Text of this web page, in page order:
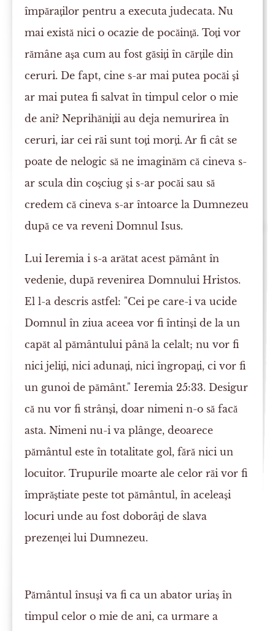
împăraţilor pentru a executa judecata. Nu
mai există nici o ocazie de pocăinţă. Toţi vor
rămâne aşa cum au fost găsiţi în cărţile din
ceruri. De fapt, cine s-ar mai putea pocăi şi
ar mai putea fi salvat în timpul celor o mie
de ani? Neprihăniţii au deja nemurirea în
ceruri, iar cei răi sunt toţi morţi. Ar fi cât se
poate de nelogic să ne imaginăm că cineva s-
ar scula din coşciug şi s-ar pocăi sau să
credem că cineva s-ar întoarce la Dumnezeu
după ce va reveni Domnul Isus.
Lui Ieremia i s-a arătat acest pământ în
vedenie, după revenirea Domnului Hristos.
El l-a descris astfel: "Cei pe care-i va ucide
Domnul în ziua aceea vor fi întinşi de la un
capăt al pământului până la celalt; nu vor fi
nici jeliţi, nici adunaţi, nici îngropaţi, ci vor fi
un gunoi de pământ." Ieremia 25:33. Desigur
că nu vor fi strânşi, doar nimeni n-o să facă
asta. Nimeni nu-i va plânge, deoarece
pământul este în totalitate gol, fără nici un
locuitor. Trupurile moarte ale celor răi vor fi
împrăştiate peste tot pământul, în aceleaşi
locuri unde au fost doborâţi de slava
prezenţei lui Dumnezeu.
Pământul însuşi va fi ca un abator uriaş în
timpul celor o mie de ani, ca urmare a